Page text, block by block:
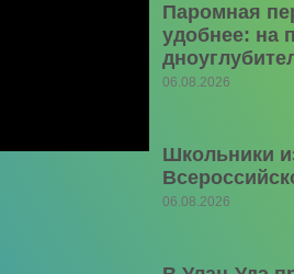
Паромная
удобнее: на
06.08.2026
Школьники
06.08.2026